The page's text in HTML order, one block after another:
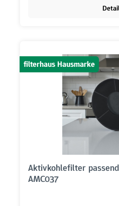
filterhaus Hausmarke
Aktivkohlefilter
AMC037